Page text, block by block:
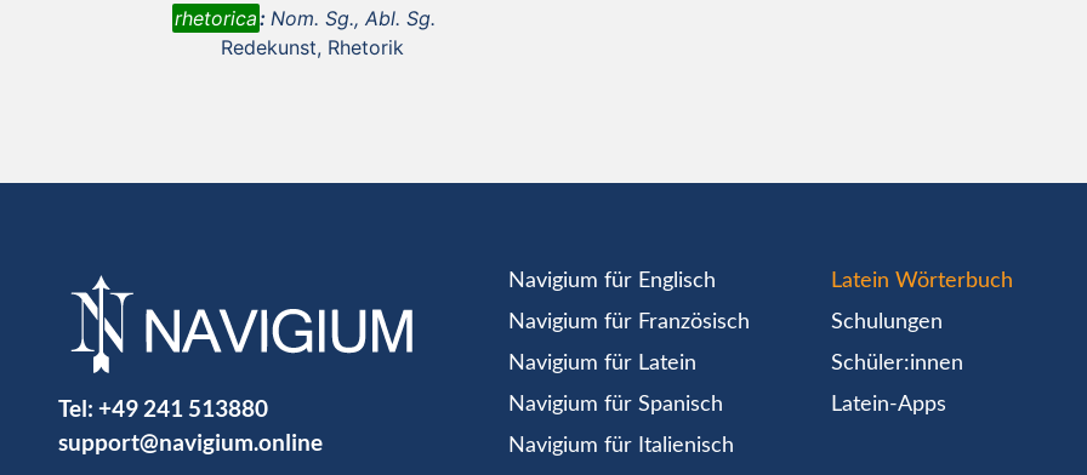
rhetorica: Nom. Sg., Abl. Sg.
Redekunst, Rhetorik
Tel: +49 241 513880
support@navigium.online
Navigium für Englisch
Navigium für Französisch
Navigium für Latein
Navigium für Spanisch
Navigium für Italienisch
Latein Wörterbuch
Schulungen
Schüler:innen
Latein-Apps